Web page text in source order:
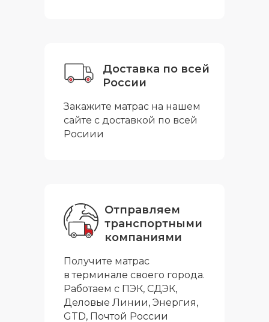
Доставка по всей
России
Закажите матрас на нашем
сайте с доставкой по всей
Росиии
Отправляем
транспортными
компаниями
Получите матрас
в терминале своего города.
Работаем с ПЭК, СДЭК,
Деловые Линии, Энергия,
GTD, Почтой России